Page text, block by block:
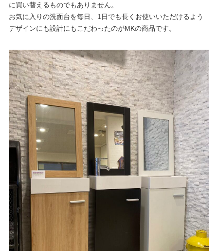
に買い替えるものでもありません。
お気に入りの洗面台を毎日、1日でも長くお使いいただけるよう
デザインにも設計にもこだわったのがMKの商品です。